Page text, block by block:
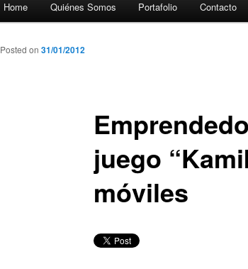
Ir al contenido principal
Home Quiénes Somos Portafolio Contacto
juego
móviles
Posted on 31/01/2012